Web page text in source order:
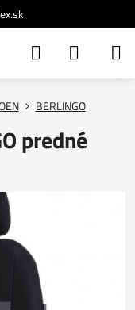
BERLINGO
predné